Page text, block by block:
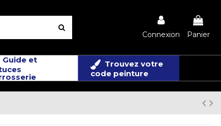
Connexion Panier
Guide et
Trouvez votre
code peinture